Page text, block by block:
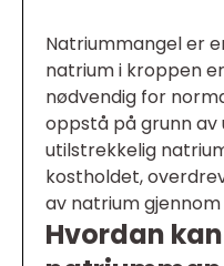
Natriummangel er
natrium i kroppen
nødvendig for
oppstå på grunn av
utilstrekkelig
kostholdet,
av natrium
Hvordan